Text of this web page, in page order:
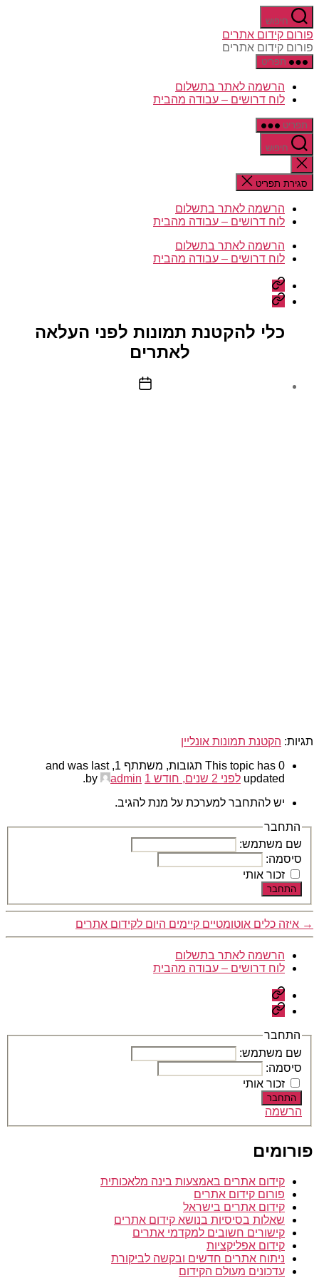
דלג
לתוכן חיפוש
פורום קידום אתרים
פורום קידום אתרים
תפריט
הרשמה לאתר בתשלום
לוח דרושים – עבודה מהבית
תפריט
חיפוש
סגירת
החיפוש
סגירת תפריט
הרשמה לאתר בתשלום
לוח דרושים – עבודה מהבית
הרשמה לאתר בתשלום
לוח דרושים – עבודה מהבית
הרשמה
לאתר
בתשלום
לוח
דרושים
עבודה
כלי להקטנת תמונות לפני העלאה
לאתרים
תאריך
תגיות: הקטנת תמונות אונליין
This topic has 0 תגובות, משתתף 1, and was last
updated לפני 2 שנים, חודש 1 admin
.
יש להתחבר למערכת על מנת להגיב.
התחבר
שם משתמש:
סיסמה:
זכור אותי
התחבר
→ איזה כלים אוטומטיים קיימים היום לקידום אתרים
הרשמה לאתר בתשלום
לוח דרושים – עבודה מהבית
הרשמה
לאתר
בתשלום
לוח
דרושים
–
מהבית
התחבר
שם משתמש:
סיסמה:
זכור אותי
התחבר
הרשמה
פורומים
קידום אתרים באמצעות בינה מלאכותית
פורום קידום אתרים
קידום אתרים בישראל
שאלות בסיסיות בנושא קידום אתרים
קישורים חשובים למקדמי אתרים
קידום אפליקציות
ניתוח אתרים חדשים ובקשה לביקורת
עדכונים מעולם הקידום